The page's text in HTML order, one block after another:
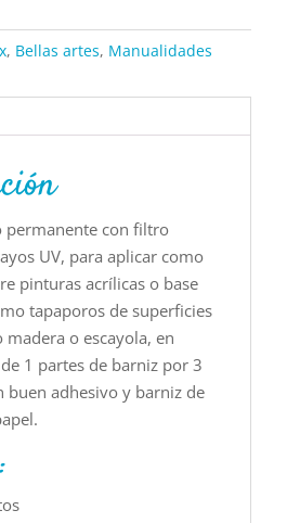
, Bellas artes, Manualidades
permanente con filtro
UV, para aplicar como
pinturas acrílicas o base
tapaporos de superficies
madera o escayola, en
1 partes de barniz por 3
buen adhesivo y barniz de